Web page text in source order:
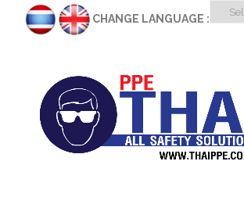
CHANGE LANGUAGE :